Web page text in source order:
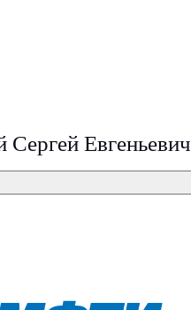
Сергей Евгеньевич